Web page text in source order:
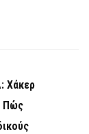
Χάκερ
Πώς